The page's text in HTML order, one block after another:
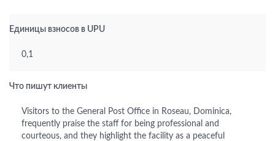
Единицы взносов в UPU
0,1
Что пишут клиенты
Visitors to the General Post Office in Roseau, Dominica,
frequently praise the staff for being professional and
courteous, and they highlight the facility as a peaceful